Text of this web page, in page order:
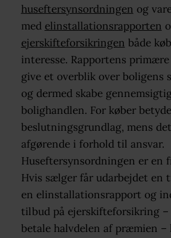
huseftersynsordningen og
med elinstallationsrapporten
ejerskifteforsikringen både
interesse. Rapportens
give et overblik over boligens
og dermed skabe
bolighandlen. For køber
beslutningsgrundlag, mens
afgørende i forhold til ansvar.
Huseftersynsordningen er en
Hvis sælger får udarbejdet en
en elinstallationsrapport og
tilbud på ejerskifteforsikring
betale halvdelen af præmien –